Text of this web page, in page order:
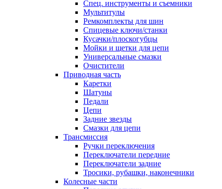
Спец. инструменты и съемники
Мультитулы
Ремкомплекты для шин
Спицевые ключи/станки
Кусачки/плоскогубцы
Мойки и щетки для цепи
Универсальные смазки
Очистители
Приводная часть
Каретки
Шатуны
Педали
Цепи
Задние звезды
Смазки для цепи
Трансмиссия
Ручки переключения
Переключатели передние
Переключатели задние
Тросики, рубашки, наконечники
Колесные части